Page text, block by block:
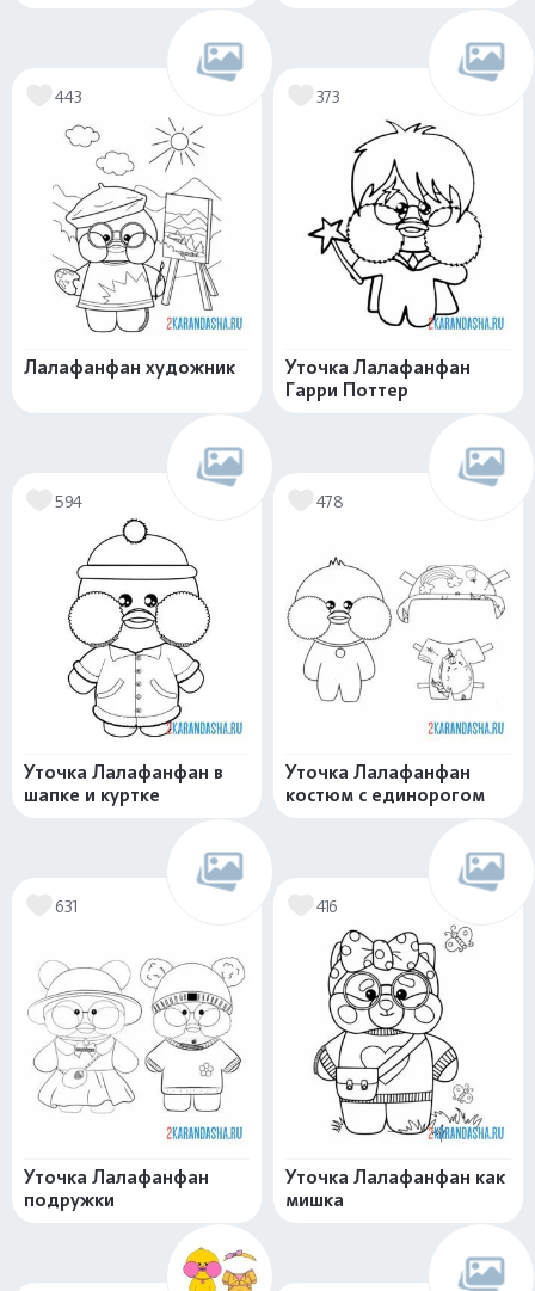
443
Лалафанфан художник
373
Уточка Лалафанфан
Гарри Поттер
594
Уточка Лалафанфан в
шапке и куртке
478
Уточка Лалафанфан
костюм с единорогом
631
Уточка Лалафанфан
подружки
416
Уточка Лалафанфан как
мишка